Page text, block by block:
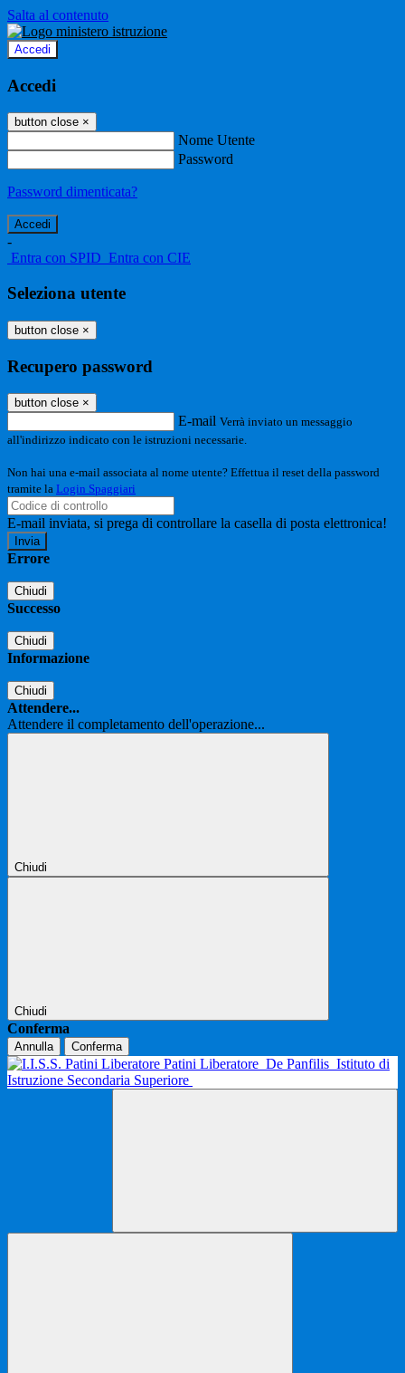
Salta al contenuto
Accedi
Accedi
button close ×
Nome Utente
Password
Password dimenticata?
-
Entra con SPID Entra con CIE
Seleziona utente
button close ×
Recupero password
button close ×
E-mail Verrà inviato un messaggio
all'indirizzo indicato con le istruzioni necessarie.
Non hai una e-mail associata al nome utente? Effettua il reset della password
tramite la Login Spaggiari
E-mail inviata, si prega di controllare la casella di posta elettronica!
Errore
Chiudi
Successo
Chiudi
Informazione
Chiudi
Attendere...
Attendere il completamento dell'operazione...
Chiudi
Chiudi
Conferma
Annulla Conferma
Patini Liberatore De Panfilis Istituto di
Istruzione Secondaria Superiore